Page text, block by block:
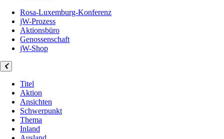
Rosa-Luxemburg-Konferenz
jW-Prozess
Aktionsbüro
Genossenschaft
jW-Shop
Titel
Aktion
Ansichten
Schwerpunkt
Thema
Inland